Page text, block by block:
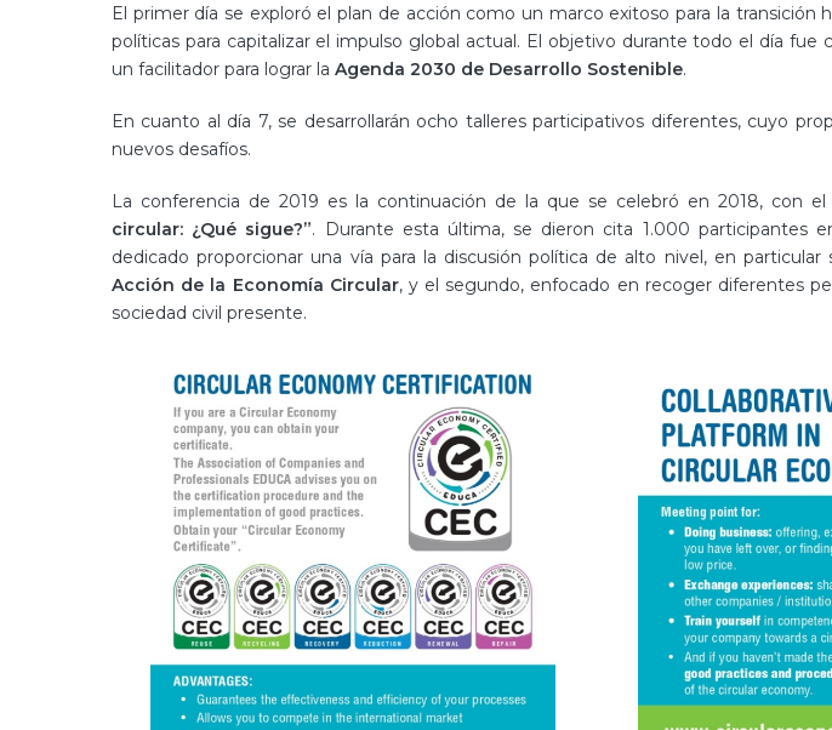
El primer día se exploró el plan de acción como un marco exitoso para la transición
políticas para capitalizar el impulso global actual. El objetivo durante todo el día fue
un facilitador para lograr la Agenda 2030 de Desarrollo Sostenible.
En cuanto al día 7, se desarrollarán ocho talleres participativos diferentes, cuyo
nuevos desafíos.
La conferencia de 2019 es la continuación de la que se celebró en 2018, con el
circular: ¿Qué sigue?”. Durante esta última, se dieron cita 1.000 participantes
dedicado proporcionar una vía para la discusión política de alto nivel, en
Acción de la Economía Circular, y el segundo, enfocado en recoger diferentes
sociedad civil presente.